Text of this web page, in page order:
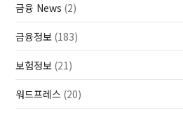
금융 News (2)
금융정보 (183)
보험정보 (21)
워드프레스 (20)